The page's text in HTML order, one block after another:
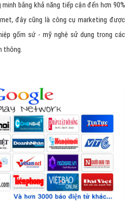
bằng khả năng tiếp cận đến hơn 90%
đây cũng là công cụ marketing được
gốm sứ - mỹ nghệ sử dụng trong các
thông.